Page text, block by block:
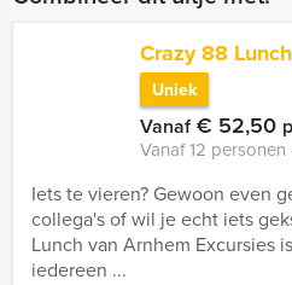
Crazy 88
Uniek
Vanaf€ 52,50
Vanaf 12
Iets te vieren? Gewoon even
collega's of wil je echt iets
Lunch van Arnhem Excursies
iedereen ...